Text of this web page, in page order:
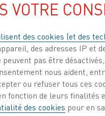
VOTRE
des cookies (et des
des adresses IP et
pas être
nous aident,
ou refuser tous ces
fonction de leurs
des cookies pour en